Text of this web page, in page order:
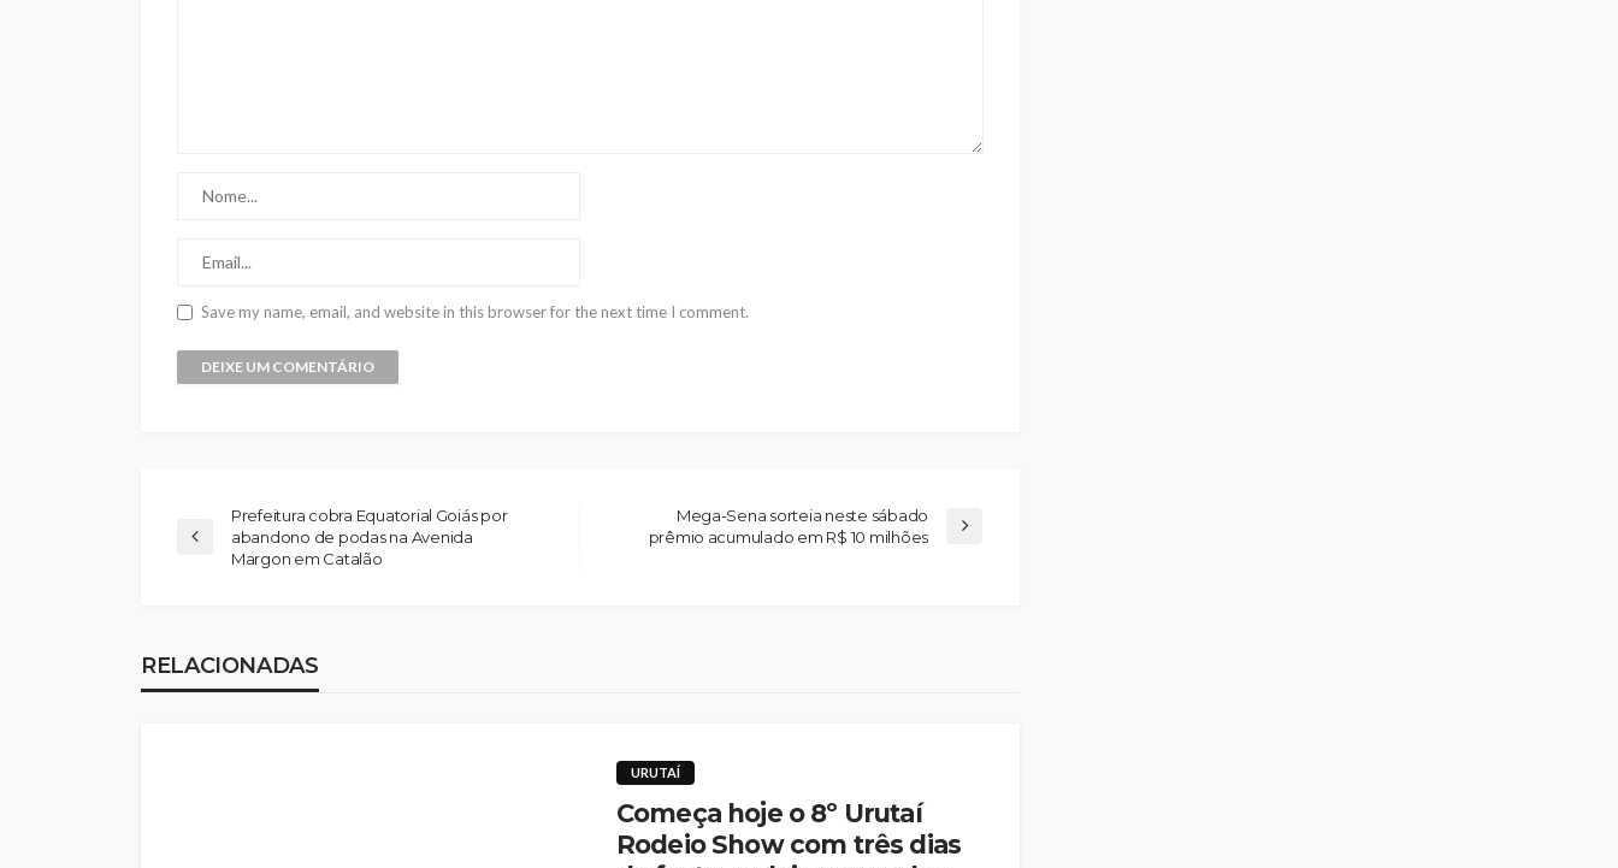
Save my name, email, and website in this browser for the next time I comment.
Prefeitura cobra Equatorial Goiás por
abandono de podas na Avenida
Margon em Catalão
Mega-Sena sorteia neste sábado
prêmio acumulado em R$ 10 milhões
RELACIONADAS
URUTAÍ
Começa hoje o 8º Urutaí
Rodeio Show com três dias